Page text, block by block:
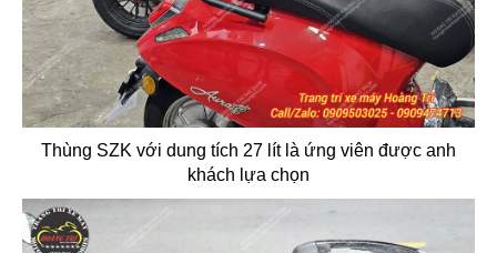
Thùng SZK với dung tích 27 lít là ứng viên được anh
khách lựa chọn